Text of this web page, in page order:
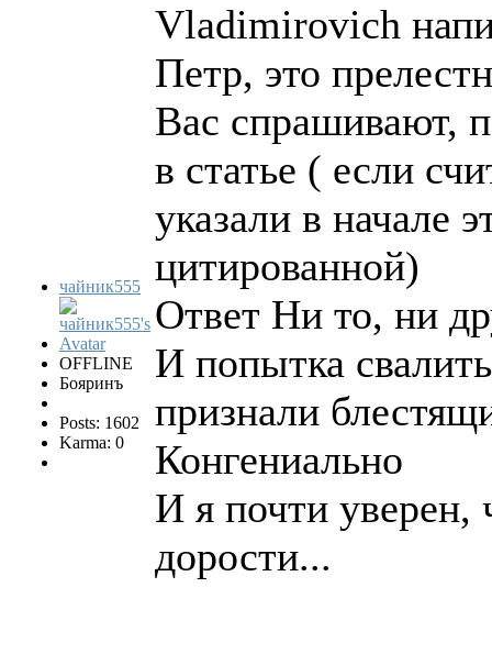
чайник555
OFFLINE
Бояринъ
Posts: 1602
Karma: 0
Vladimirovich
Петр, это
Вас спрашивают,
в статье ( если
указали в начале
цитированной)
Ответ Ни то, ни
И попытка
признали
Конгениально
И я почти уверен,
дорости...